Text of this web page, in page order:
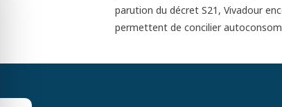
parution du décret S21, Vivadour
permettent de concilier